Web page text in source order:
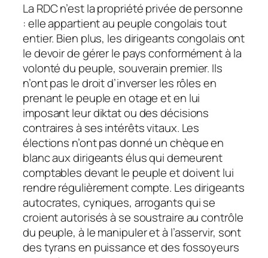
La RDC n’est la propriété privée de personne
: elle appartient au peuple congolais tout
entier. Bien plus, les dirigeants congolais ont
le devoir de gérer le pays conformément à la
volonté du peuple, souverain premier. Ils
n’ont pas le droit d’inverser les rôles en
prenant le peuple en otage et en lui
imposant leur diktat ou des décisions
contraires à ses intérêts vitaux. Les
élections n’ont pas donné un chèque en
blanc aux dirigeants élus qui demeurent
comptables devant le peuple et doivent lui
rendre régulièrement compte. Les dirigeants
autocrates, cyniques, arrogants qui se
croient autorisés à se soustraire au contrôle
du peuple, à le manipuler et à l’asservir, sont
des tyrans en puissance et des fossoyeurs